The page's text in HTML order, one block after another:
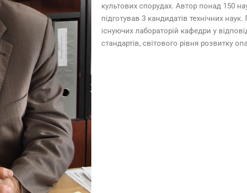
культових спорудах. Автор понад 150
підготував 3 кандидатів технічних
існуючих лабораторій кафедри у
стандартів, світового рівня розвитку